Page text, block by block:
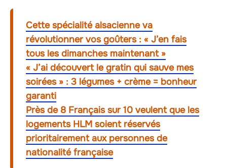
Cette spécialité alsacienne va
révolutionner vos goûters : « J’en fais
tous les dimanches maintenant »
« J’ai découvert le gratin qui sauve mes
soirées » : 3 légumes + crème = bonheur
garanti
Près de 8 Français sur 10 veulent que les
logements HLM soient réservés
prioritairement aux personnes de
nationalité française